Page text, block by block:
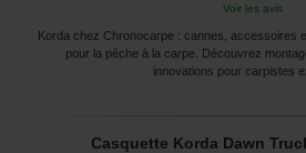
Voir les avis
Korda chez Chronocarpe : cannes, accessoires
pour la pêche à la carpe. Découvrez
innovations pour carpistes
Casquette Korda Dawn